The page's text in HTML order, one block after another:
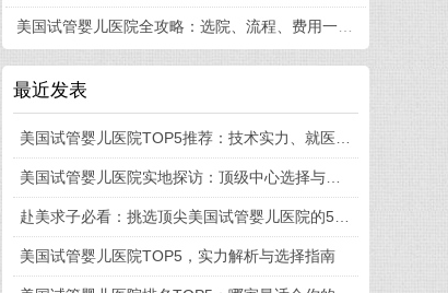
美国试管婴儿医院全攻略：选院、流程、费用一篇看懂
最近发表
美国试管婴儿医院TOP5，实力解析与选择指南